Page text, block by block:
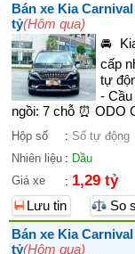
Bán xe Kia
tỷ(Hôm qua)
🚘
cấp
tự
-
ngồi: 7 chỗ ⏰ ODO
Hộp số : Số tự động
Nhiên liệu : Dầu
Giá xe
: 1,29 tỷ
Lưu tin
So
Bán xe Kia
tỷ(Hôm qua)